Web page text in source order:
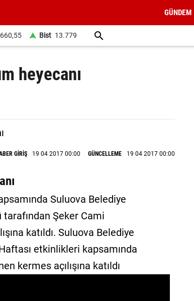
GÜNDEM
Bist 13.779
heyecanı
GİRİŞ 19 04 2017 00:00 GÜNCELLEME 19 04 2017 00:00
Suluova Belediye
Şeker Cami
katıldı. Suluova Belediye
etkinlikleri kapsamında
kermes açılışına katıldı